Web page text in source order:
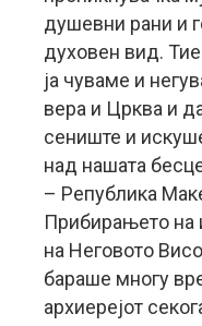
душевни рани и
духовен вид.
ја чуваме и
вера и Црква и
сениште и
над нашата
– Република
Прибирањето на
на Неговото
бараше многу
архиерејот